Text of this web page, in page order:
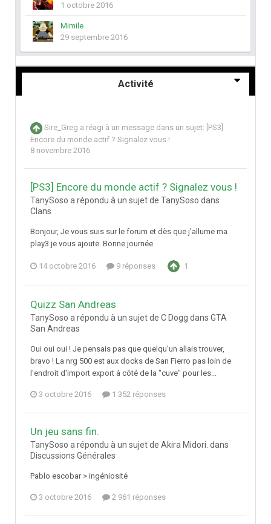
1 octobre 2016
Mimile
29 septembre 2016
Activité
Sire_Greg a réagi à un message dans un sujet: [PS3]
Encore du monde actif ? Signalez vous !
8 novembre 2016
[PS3] Encore du monde actif ? Signalez vous !
TanySoso a répondu à un sujet de TanySoso dans
Clans
Bonjour, Je vous suis sur le forum et dès que j'allume ma
play3 je vous ajoute. Bonne journée
14 octobre 2016 9 réponses 1
Quizz San Andreas
TanySoso a répondu à un sujet de C Dogg dans GTA
San Andreas
Oui oui oui ! Je pensais pas que quelqu'un allais trouver,
bravo ! La nrg 500 est aux docks de San Fierro pas loin de
l'endroit d'import export à côté de la "cuve" pour les...
3 octobre 2016 1 352 réponses
Un jeu sans fin.
TanySoso a répondu à un sujet de Akira Midori. dans
Discussions Générales
Pablo escobar > ingéniosité
3 octobre 2016 2 961 réponses